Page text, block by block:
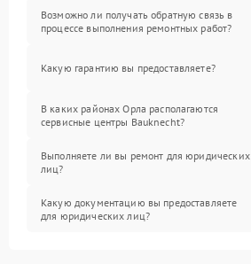
Возможно ли получать обратную связь в
процессе выполнения ремонтных работ?
Какую гарантию вы предоставляете?
В каких районах Орла располагаются
сервисные центры Bauknecht?
Выполняете ли вы ремонт для юридических
лиц?
Какую документацию вы предоставляете
для юридических лиц?